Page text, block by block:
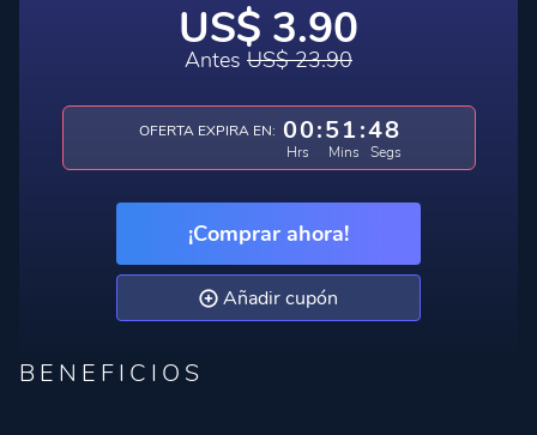
US$ 3.90
Antes US$ 23.90
OFERTA EXPIRA EN: 00
Hrs
:51
Mins
:48
Segs
¡Comprar ahora!
Añadir cupón
BENEFICIOS